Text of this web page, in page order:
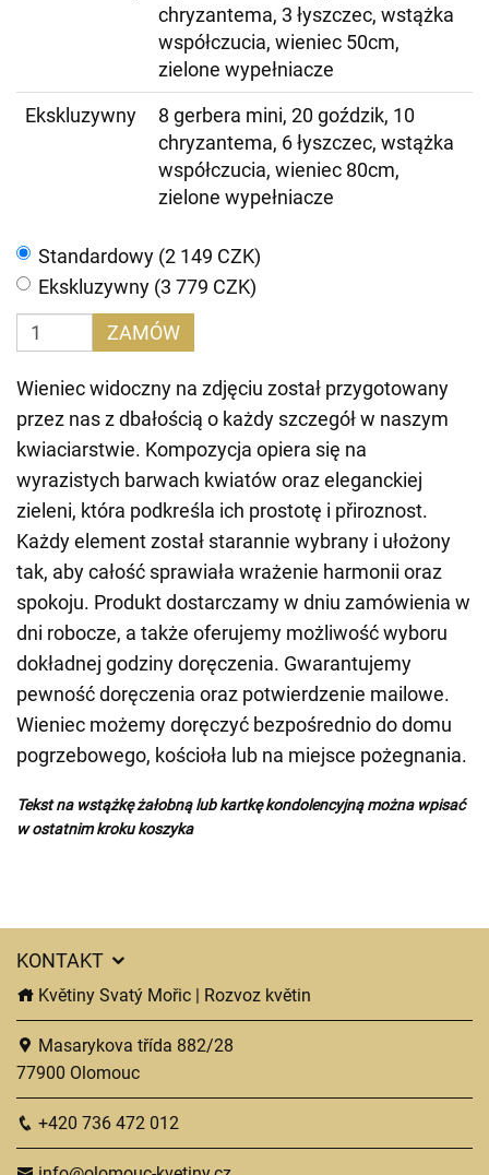
chryzantema, 3 łyszczec, wstążka
współczucia, wieniec 50cm,
zielone wypełniacze
Ekskluzywny
8 gerbera mini, 20 goździk, 10
chryzantema, 6 łyszczec, wstążka
współczucia, wieniec 80cm,
zielone wypełniacze
Standardowy (2 149 CZK)
Ekskluzywny (3 779 CZK)
ZAMÓW
Wieniec widoczny na zdjęciu został przygotowany
przez nas z dbałością o każdy szczegół w naszym
kwiaciarstwie. Kompozycja opiera się na
wyrazistych barwach kwiatów oraz eleganckiej
zieleni, która podkreśla ich prostotę i přiroznost.
Każdy element został starannie wybrany i ułożony
tak, aby całość sprawiała wrażenie harmonii oraz
spokoju. Produkt dostarczamy w dniu zamówienia w
dni robocze, a także oferujemy możliwość wyboru
dokładnej godziny doręczenia. Gwarantujemy
pewność doręczenia oraz potwierdzenie mailowe.
Wieniec możemy doręczyć bezpośrednio do domu
pogrzebowego, kościoła lub na miejsce pożegnania.
Tekst na wstążkę żałobną lub kartkę kondolencyjną można wpisać
w ostatnim kroku koszyka
KONTAKT
Květiny Svatý Mořic | Rozvoz květin
Masarykova třída 882/28
77900 Olomouc
+420 736 472 012